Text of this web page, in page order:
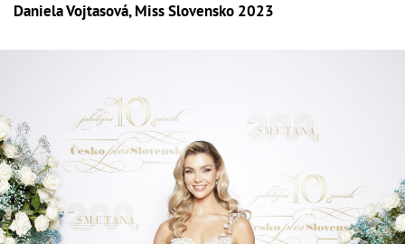
Daniela Vojtasová, Miss Slovensko 2023